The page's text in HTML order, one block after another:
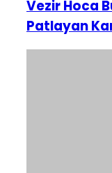
Vezir Hoca
Patlayan